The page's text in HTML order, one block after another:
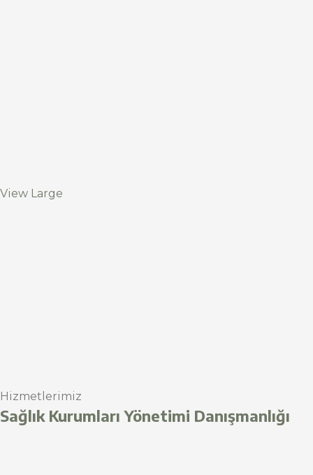
View Large
Hizmetlerimiz
Sağlık Kurumları Yönetimi Danışmanlığı